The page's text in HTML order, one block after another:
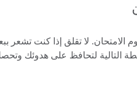
الامتحان. لا تقلق إذا كنت تشعر
التالية لتحافظ على هدوئك